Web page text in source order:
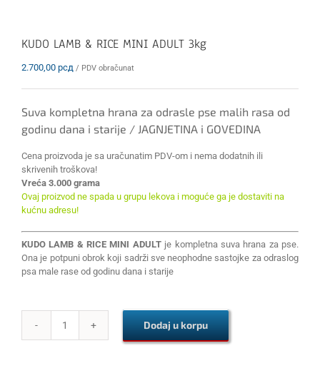
KUDO LAMB & RICE MINI ADULT 3kg
2.700,00 рсд / PDV obračunat
Suva kompletna hrana za odrasle pse malih rasa od
godinu dana i starije / JAGNJETINA i GOVEDINA
Cena proizvoda je sa uračunatim PDV-om i nema dodatnih ili
skrivenih troškova!
Vreća 3.000 grama
Ovaj proizvod ne spada u grupu lekova i moguće ga je dostaviti na
kućnu adresu!
KUDO LAMB & RICE MINI ADULTje kompletna suva hrana za pse.
Ona je potpuni obrok koji sadrži sve neophodne sastojke za odraslog
psa male rase od godinu dana i starije
KUDO
Dodaj u korpu